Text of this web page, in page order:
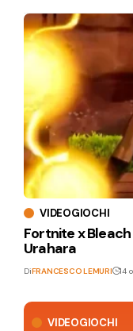
VIDEOGIOCHI
VIDEOGIOCHI
Fortnite x
Urahara
DiFRANCESCO LEMURI 14